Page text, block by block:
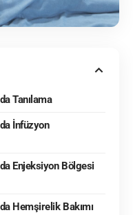
Tanılama
İnfüzyon
Enjeksiyon Bölgesi
Hemşirelik Bakımı